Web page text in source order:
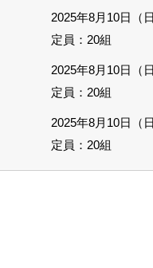
2025年8月10日（
定員：20組
2025年8月10日（
定員：20組
2025年8月10日（
定員：20組